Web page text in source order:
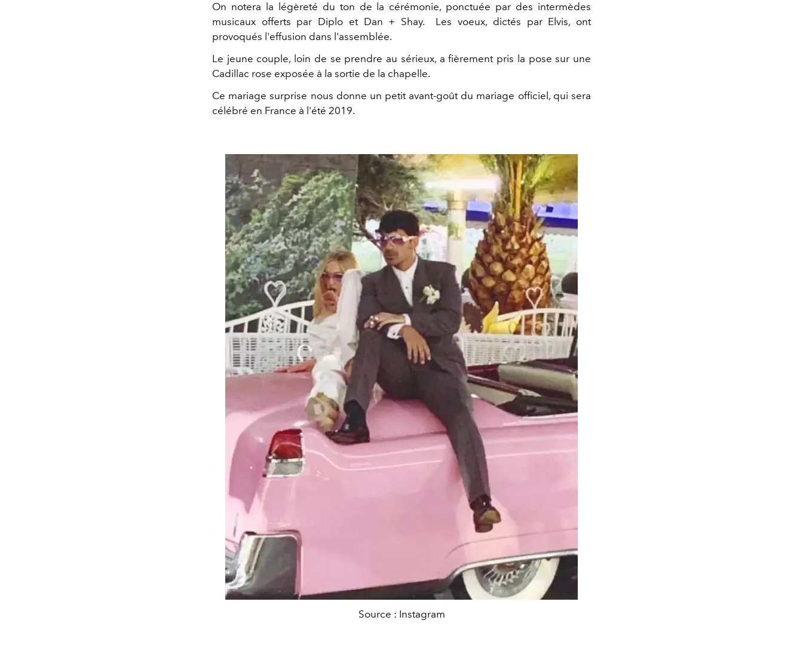
On notera la légèreté du ton de la cérémonie, ponctuée par des intermèdes
musicaux offerts par Diplo et Dan + Shay. Les voeux, dictés par Elvis, ont
provoqués l'effusion dans l'assemblée.
Le jeune couple, loin de se prendre au sérieux, a fièrement pris la pose sur une
Cadillac rose exposée à la sortie de la chapelle.
Ce mariage surprise nous donne un petit avant-goût du mariage officiel, qui sera
célébré en France à l'été 2019.
Source : Instagram